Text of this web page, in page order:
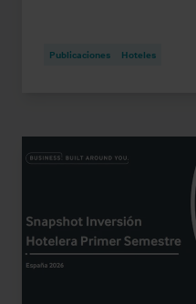
Publicaciones Hoteles